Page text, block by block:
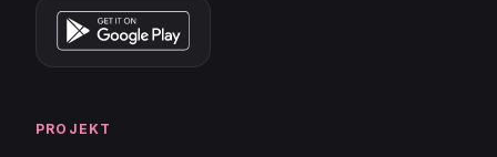
PROJEKT